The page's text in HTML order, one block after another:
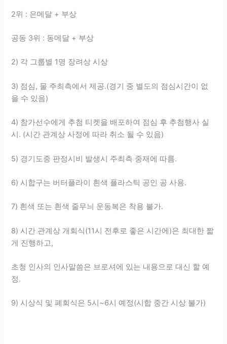
2위 : 은메달 + 부상
공동 3위 : 동메달 + 부상
2) 각 그룹별 1명 장려상 시상
3) 점심, 물 주최측에서 제공.(경기 중 별도의 점심시간이 없
을 수 있음)
4) 참가선수에게 추첨 티켓을 배포하여 점심 후 추첨행사 실
시. (시간 관계상 사정에 따라 취소 될 수 있음)
5) 경기도중 판정시비 발생시 주최측 중재에 따름.
6) 시합구는 버터플라이 흰색 플라스틱 공인 공 사용.
7) 흰색 또는 흰색 줄무늬 운동복은 착용 불가.
8) 시간 관계상 개회식(11시 전후로 좋은 시간에)은 최대한 짧
게 진행하고,
초청 인사의 인사말씀은 브로셔에 있는 내용으로 대신 할 예
정.
9) 시상식 및 폐회식은 5시~6시 예정(시합 중간 시상 불가)